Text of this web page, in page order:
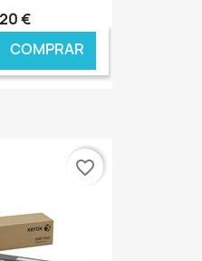
€
COMPRAR
favorite_border